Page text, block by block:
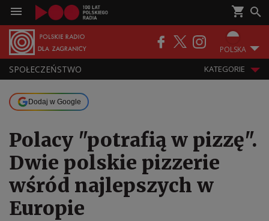
POLSKA
SPOŁECZEŃSTWO KATEGORIE
Dodaj w Google
Polacy "potrafią w pizzę".
Dwie polskie pizzerie
wśród najlepszych w
Europie